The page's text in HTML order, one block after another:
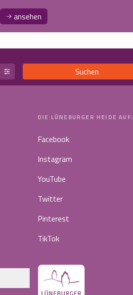
ansehen
Suchen
DIE LÜNEBURGER HEIDE AUF:
Facebook
Instagram
YouTube
Twitter
Pinterest
TikTok